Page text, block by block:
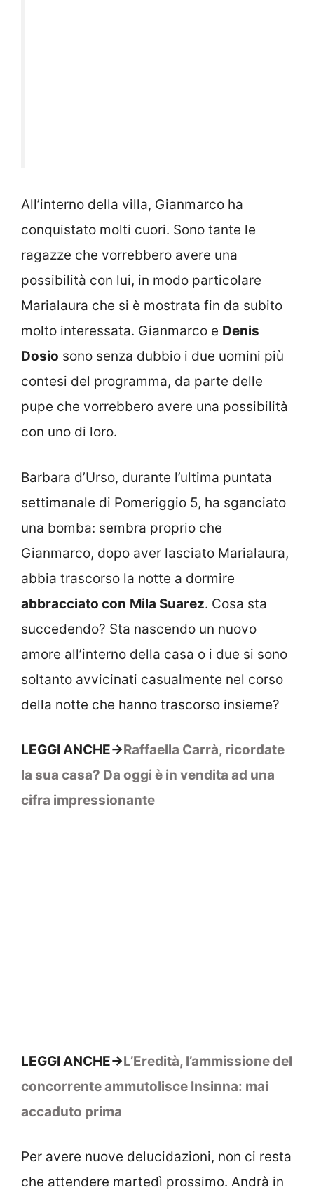
All’interno della villa, Gianmarco ha
conquistato molti cuori. Sono tante le
ragazze che vorrebbero avere una
possibilità con lui, in modo particolare
Marialaura che si è mostrata fin da subito
molto interessata. Gianmarco e Denis
Dosio sono senza dubbio i due uomini più
contesi del programma, da parte delle
pupe che vorrebbero avere una possibilità
con uno di loro.
Barbara d’Urso, durante l’ultima puntata
settimanale di Pomeriggio 5, ha sganciato
una bomba: sembra proprio che
Gianmarco, dopo aver lasciato Marialaura,
abbia trascorso la notte a dormire
abbracciato con Mila Suarez. Cosa sta
succedendo? Sta nascendo un nuovo
amore all’interno della casa o i due si sono
soltanto avvicinati casualmente nel corso
della notte che hanno trascorso insieme?
LEGGI ANCHE->Raffaella Carrà, ricordate
la sua casa? Da oggi è in vendita ad una
cifra impressionante
LEGGI ANCHE->L’Eredità, l’ammissione del
concorrente ammutolisce Insinna: mai
accaduto prima
Per avere nuove delucidazioni, non ci resta
che attendere martedì prossimo. Andrà in